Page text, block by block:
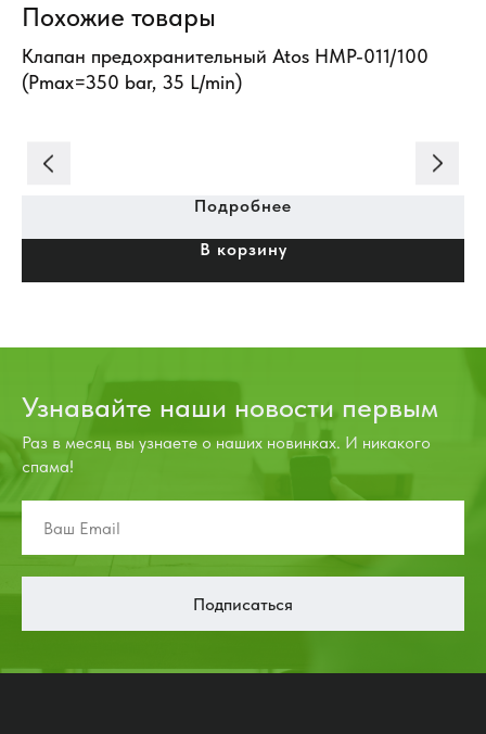
Похожие товары
Клапан предохранительный Atos HMP-011/100
(Pmax=350 bar, 35 L/min)
Подробнее
В корзину
Узнавайте наши новости первым
Раз в месяц вы узнаете о наших новинках. И никакого
спама!
Подписаться